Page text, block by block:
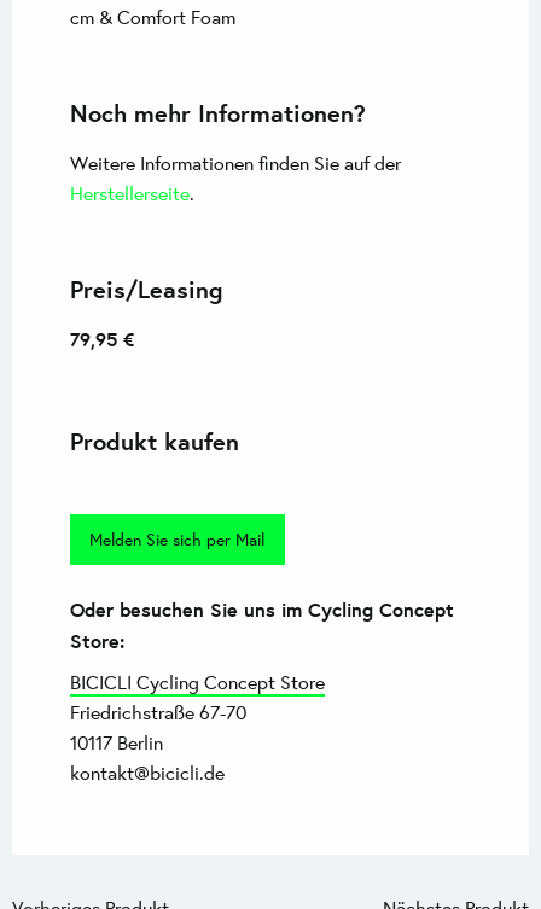
cm & Comfort Foam
Noch mehr Informationen?
Weitere Informationen finden Sie auf der
Herstellerseite.
Preis/Leasing
79,95 €
Produkt kaufen
Melden Sie sich per Mail
Oder besuchen Sie uns im Cycling Concept
Store:
BICICLI Cycling Concept Store
Friedrichstraße 67-70
10117 Berlin
kontakt@bicicli.de